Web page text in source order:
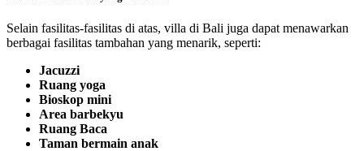
Selain fasilitas-fasilitas di atas, villa di Bali juga dapat menawarkan
berbagai fasilitas tambahan yang menarik, seperti:
Jacuzzi
Ruang yoga
Bioskop mini
Area barbekyu
Ruang Baca
Taman bermain anak